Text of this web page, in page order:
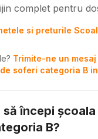
complet pentru
si preturile
Trimite-ne un
soferi categoria B
să începi școala
B?